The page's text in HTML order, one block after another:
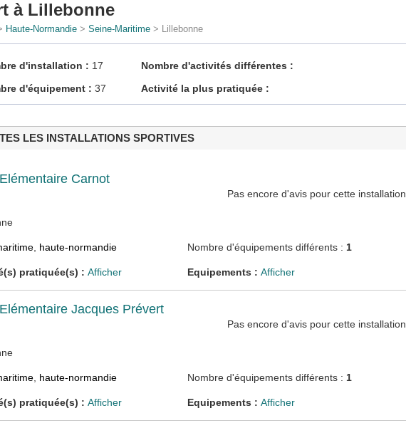
à Lillebonne
Haute-Normandie> Seine-Maritime> Lillebonne
d'installation : 17
d'équipement : 37
Nombre d'activités différentes :
Activité la plus pratiquée :
LES INSTALLATIONS SPORTIVES
Carnot
Pas encore d'avis pour cette installation.
, haute-normandie Nombre d'équipements différents : 1
pratiquée(s) : Afficher Equipements : Afficher
Jacques Prévert
Pas encore d'avis pour cette installation.
, haute-normandie Nombre d'équipements différents : 1
pratiquée(s) : Afficher Equipements : Afficher